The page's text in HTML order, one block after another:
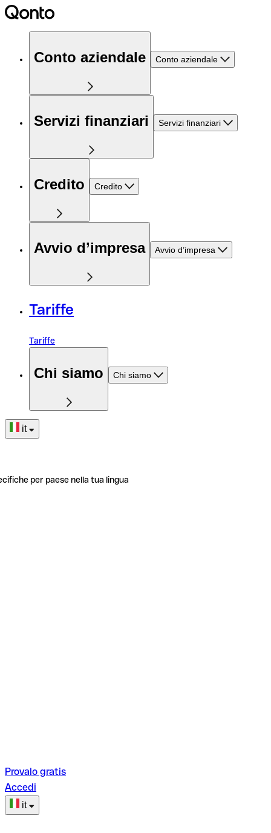
Conto aziendale Conto aziendale
Servizi finanziari Servizi finanziari
Credito Credito
Avvio d’impresa Avvio d’impresa
Tariffe
Tariffe
Chi siamo Chi siamo
it
per paese nella tua lingua
Provalo gratis
Accedi
it